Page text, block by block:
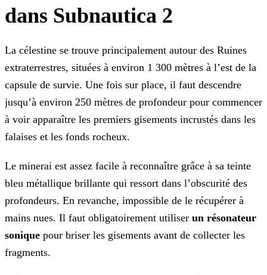
dans Subnautica 2
La célestine se trouve principalement autour des Ruines
extraterrestres, situées à environ 1 300 mètres à l’est de la
capsule de survie. Une fois sur place, il faut descendre
jusqu’à environ 250 mètres de profondeur pour commencer
à voir apparaître les premiers gisements incrustés dans les
falaises et les fonds rocheux.
Le minerai est assez facile à reconnaître grâce à sa teinte
bleu métallique brillante qui ressort dans l’obscurité des
profondeurs. En revanche, impossible de le récupérer à
mains nues. Il faut obligatoirement utiliser un résonateur
sonique pour briser les gisements avant de collecter les
fragments.